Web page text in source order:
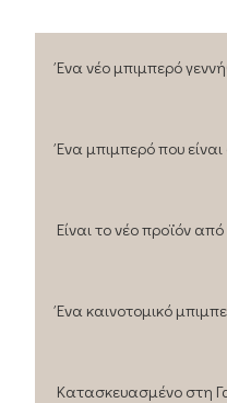
Ένα νέο μπιμπερό
Ένα μπιμπερό που
Είναι το νέο προϊόν
Ένα καινοτομικό
Κατασκευασμένο στη